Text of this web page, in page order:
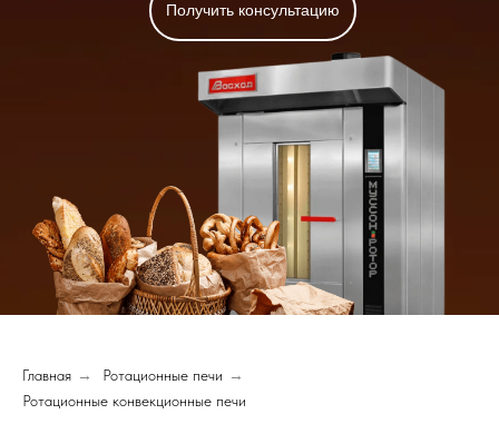
Получить консультацию
Главная → Ротационные печи →
Ротационные конвекционные печи